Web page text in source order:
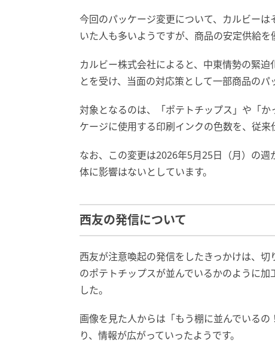
今回のパッケージ変更について、カルビー
いた人も多いようですが、商品の安定供給を
カルビー株式会社によると、中東情勢の緊
とを受け、当面の対応策として一部商品のパ
対象となるのは、「ポテトチップス」や「
ケージに使用する印刷インクの色数を、従来
なお、この変更は2026年5月25日（月）の
体に影響はないとしています。
西友の発信について
西友が注意喚起の発信をしたきっかけは、
のポテトチップスが並んでいるかのように
した。
画像を見た人からは「もう棚に並んでいる
り、情報が広がっていったようです。